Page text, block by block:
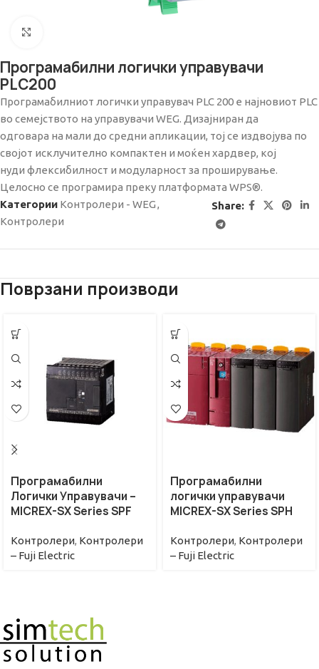
Програмабилни логички управувачи
PLC200
Програмабилниот логички управувач PLC 200 е најновиот PLC
во семејството на управувачи WEG. Дизајниран да
одговара на мали до средни апликации, тој се издвојува по
својот исклучително компактен и моќен хардвер, кој
нуди флексибилност и модуларност за проширување.
Целосно се програмира преку платформата WPS®.
Категории Контролери - WEG,
Контролери
Share:
Поврзани производи
Програмабилни
Логички Управувачи –
MICREX-SX Series SPF
Контролери, Контролери
– Fuji Electric
Програмабилни
логички управувачи
MICREX-SX Series SPH
Контролери, Контролери
– Fuji Electric